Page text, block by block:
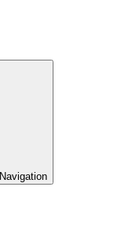
Navigation